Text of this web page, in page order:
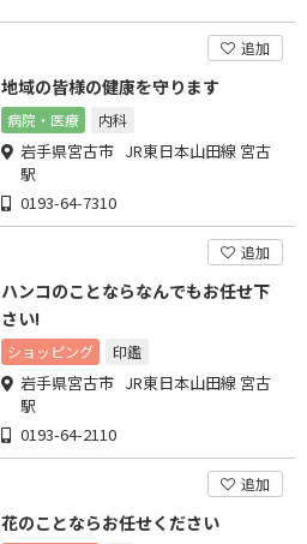
追加
地域の皆様の健康を守ります
病院・医療 内科
岩手県宮古市 JR東日本山田線 宮古
駅
0193-64-7310
追加
ハンコのことならなんでもお任せ下
さい!
ショッピング 印鑑
岩手県宮古市 JR東日本山田線 宮古
駅
0193-64-2110
追加
花のことならお任せください